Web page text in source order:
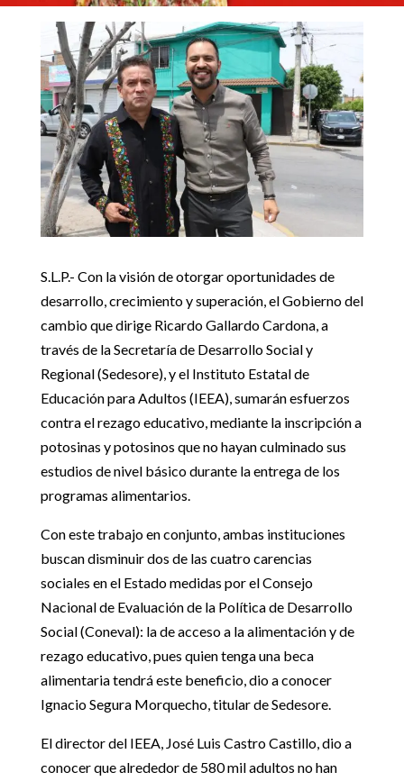
Inicio 5 Noticias Estado 5
SEDESORE E IEEA UNEN ESFUERZOS CONTRA EL REZAGO
EDUCATIVO
Noticias Estado
S.L.P.- Con la visión de otorgar oportunidades de
desarrollo, crecimiento y superación, el Gobierno del
cambio que dirige Ricardo Gallardo Cardona, a
través de la Secretaría de Desarrollo Social y
Regional (Sedesore), y el Instituto Estatal de
Educación para Adultos (IEEA), sumarán esfuerzos
contra el rezago educativo, mediante la inscripción a
potosinas y potosinos que no hayan culminado sus
estudios de nivel básico durante la entrega de los
programas alimentarios.
Con este trabajo en conjunto, ambas instituciones
buscan disminuir dos de las cuatro carencias
sociales en el Estado medidas por el Consejo
Nacional de Evaluación de la Política de Desarrollo
Social (Coneval): la de acceso a la alimentación y de
rezago educativo, pues quien tenga una beca
alimentaria tendrá este beneficio, dio a conocer
Ignacio Segura Morquecho, titular de Sedesore.
El director del IEEA, José Luis Castro Castillo, dio a
conocer que alrededor de 580 mil adultos no han